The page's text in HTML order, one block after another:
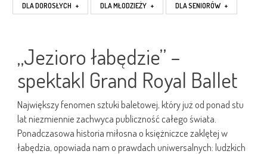
DLA DOROSŁYCH + DLA MŁODZIEŻY + DLA SENIORÓW +
„Jezioro łabędzie” –
spektakl Grand Royal Ballet
Największy fenomen sztuki baletowej, który już od ponad stu
lat niezmiennie zachwyca publiczność całego świata.
Ponadczasowa historia miłosna o księżniczce zaklętej w
łabędzia, opowiada nam o prawdach uniwersalnych: ludzkich